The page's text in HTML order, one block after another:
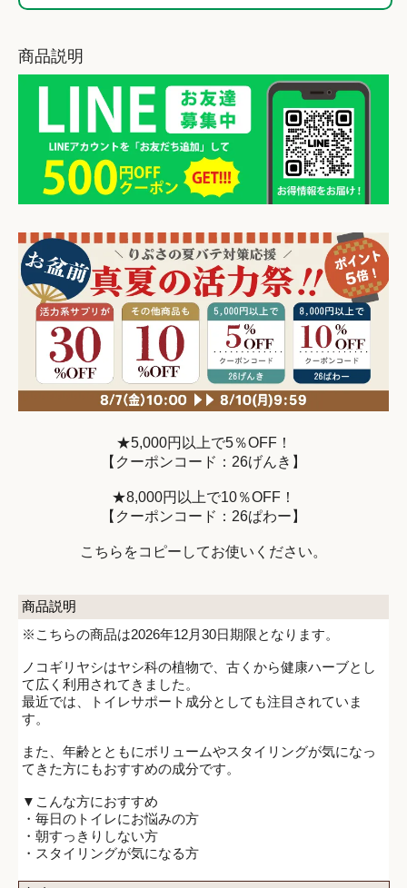
商品説明
★5,000円以上で5％OFF！
【クーポンコード：26げんき】
★8,000円以上で10％OFF！
【クーポンコード：26ぱわー】
こちらをコピーしてお使いください。
商品説明
※こちらの商品は2026年12月30日期限となります。
ノコギリヤシはヤシ科の植物で、古くから健康ハーブとし
て広く利用されてきました。
最近では、トイレサポート成分としても注目されていま
す。
また、年齢とともにボリュームやスタイリングが気になっ
てきた方にもおすすめの成分です。
▼こんな方におすすめ
・毎日のトイレにお悩みの方
・朝すっきりしない方
・スタイリングが気になる方